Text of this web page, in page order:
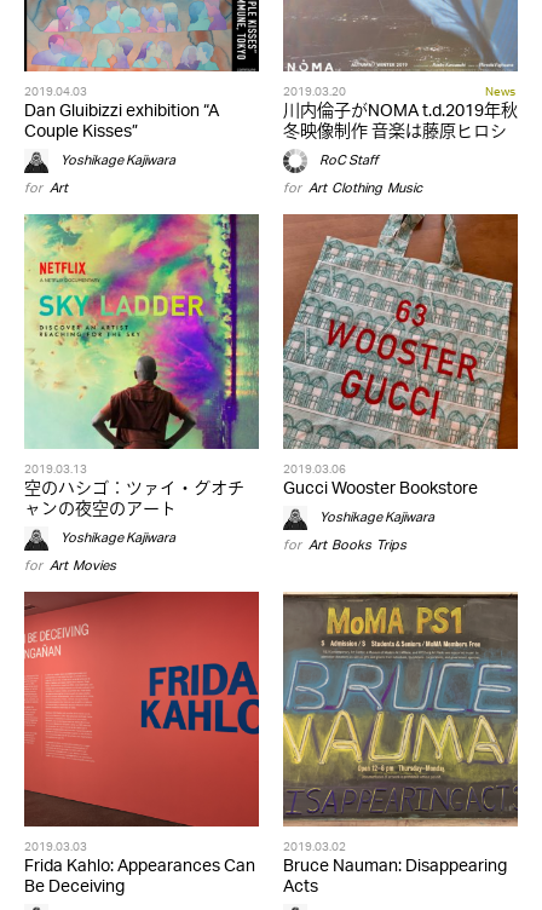
2019.04.03
Dan Gluibizzi exhibition “A
Couple Kisses”
Yoshikage Kajiwara
for Art
2019.03.20 News
川内倫子がNOMA t.d.2019年秋
冬映像制作 音楽は藤原ヒロシ
RoC Staff
for Art,Clothing,Music
2019.03.13
空のハシゴ：ツァイ・グオチ
ャンの夜空のアート
Yoshikage Kajiwara
for Art,Movies
2019.03.06
Gucci Wooster Bookstore
Yoshikage Kajiwara
for Art,Books, Trips
2019.03.03
Frida Kahlo: Appearances Can
Be Deceiving
2019.03.02
Bruce Nauman: Disappearing
Acts